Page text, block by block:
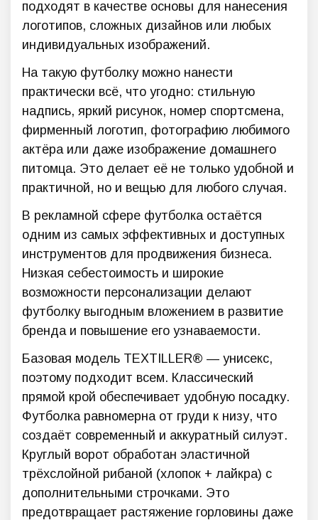
подходят в качестве основы для нанесения
логотипов, сложных дизайнов или любых
индивидуальных изображений.
На такую футболку можно нанести
практически всё, что угодно: стильную
надпись, яркий рисунок, номер спортсмена,
фирменный логотип, фотографию любимого
актёра или даже изображение домашнего
питомца. Это делает её не только удобной и
практичной, но и вещью для любого случая.
В рекламной сфере футболка остаётся
одним из самых эффективных и доступных
инструментов для продвижения бизнеса.
Низкая себестоимость и широкие
возможности персонализации делают
футболку выгодным вложением в развитие
бренда и повышение его узнаваемости.
Базовая модель TEXTILLER® — унисекс,
поэтому подходит всем. Классический
прямой крой обеспечивает удобную посадку.
Футболка равномерна от груди к низу, что
создаёт современный и аккуратный силуэт.
Круглый ворот обработан эластичной
трёхслойной рибаной (хлопок + лайкра) с
дополнительными строчками. Это
предотвращает растяжение горловины даже